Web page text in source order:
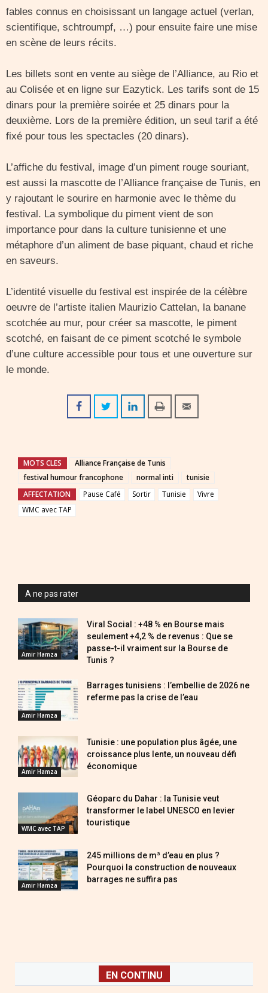
fables connus en choisissant un langage actuel (verlan,
scientifique, schtroumpf, …) pour ensuite faire une mise
en scène de leurs récits.
Les billets sont en vente au siège de l’Alliance, au Rio et
au Colisée et en ligne sur Eazytick. Les tarifs sont de 15
dinars pour la première soirée et 25 dinars pour la
deuxième. Lors de la première édition, un seul tarif a été
fixé pour tous les spectacles (20 dinars).
L’affiche du festival, image d’un piment rouge souriant,
est aussi la mascotte de l’Alliance française de Tunis, en
y rajoutant le sourire en harmonie avec le thème du
festival. La symbolique du piment vient de son
importance pour dans la culture tunisienne et une
métaphore d’un aliment de base piquant, chaud et riche
en saveurs.
L’identité visuelle du festival est inspirée de la célèbre
oeuvre de l’artiste italien Maurizio Cattelan, la banane
scotchée au mur, pour créer sa mascotte, le piment
scotché, en faisant de ce piment scotché le symbole
d’une culture accessible pour tous et une ouverture sur
le monde.
MOTS CLES
Alliance Française de Tunis
festival humour francophone
normal inti
tunisie
AFFECTATION
Pause Café Sortir Tunisie
Vivre
WMC avec TAP
A ne pas rater
Amir Hamza
Viral Social : +48 % en Bourse mais
seulement +4,2 % de revenus : Que se
passe-t-il vraiment sur la Bourse de
Tunis ?
Amir Hamza
Barrages tunisiens : l’embellie de 2026 ne
referme pas la crise de l’eau
Amir Hamza
Tunisie : une population plus âgée, une
croissance plus lente, un nouveau défi
économique
WMC avec TAP
Géoparc du Dahar : la Tunisie veut
transformer le label UNESCO en levier
touristique
Amir Hamza
245 millions de m³ d’eau en plus ?
Pourquoi la construction de nouveaux
barrages ne suffira pas
EN CONTINU